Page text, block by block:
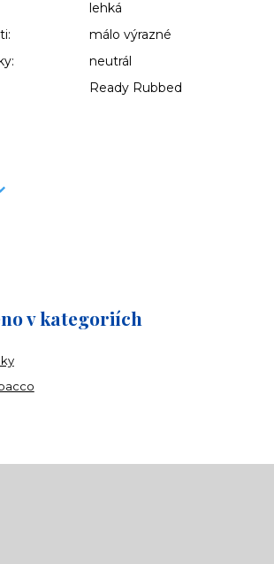
lehká
málo výrazné
neutrál
Ready Rubbed
v kategoriích